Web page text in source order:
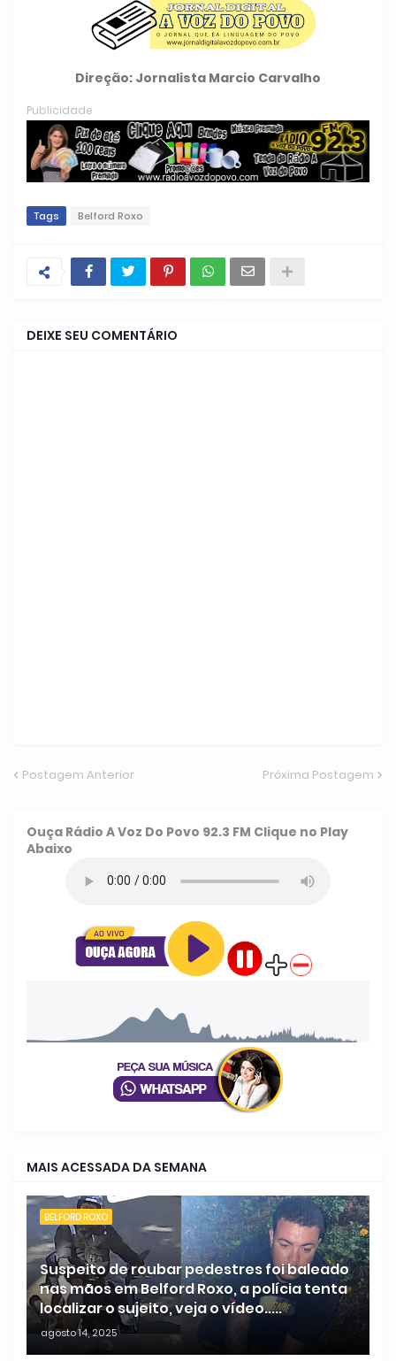
Direção: Jornalista Marcio Carvalho
Publicidade
Tags Belford Roxo
DEIXE SEU COMENTÁRIO
Postagem Anterior Próxima Postagem
Ouça Rádio A Voz Do Povo 92.3 FM Clique no Play
Abaixo
MAIS ACESSADA DA SEMANA
BELFORD ROXO
Suspeito de roubar pedestres foi baleado
nas mãos em Belford Roxo, a polícia tenta
localizar o sujeito, veja o vídeo.....
agosto 14, 2025